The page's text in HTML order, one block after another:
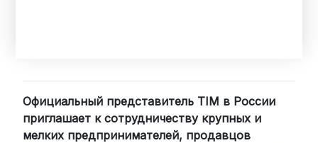
Официальный представитель TIM в России
приглашает к сотрудничеству крупных и
мелких предпринимателей, продавцов